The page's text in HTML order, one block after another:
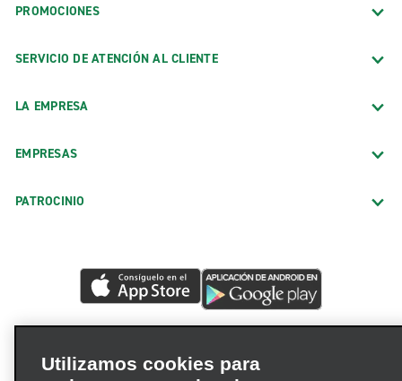
PROMOCIONES
SERVICIO DE ATENCIÓN AL CLIENTE
LA EMPRESA
EMPRESAS
PATROCINIO
Utilizamos cookies para